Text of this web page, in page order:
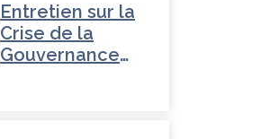
Entretien sur la
Crise de la
Gouvernance